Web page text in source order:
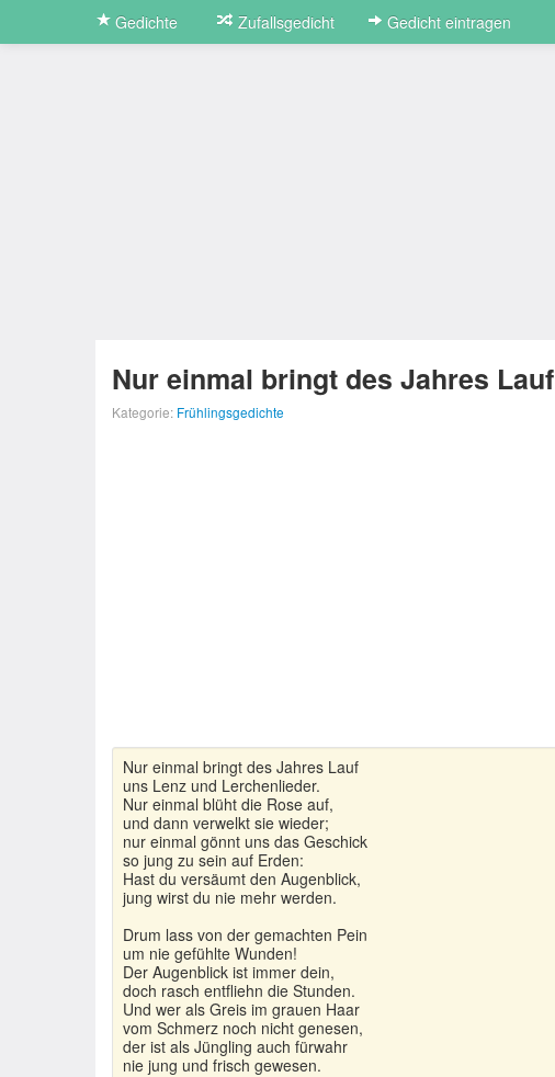
Gedichte Zufallsgedicht Gedicht eintragen
Nur einmal bringt des Jahres Lauf
Kategorie: Frühlingsgedichte
Nur einmal bringt des Jahres Lauf
uns Lenz und Lerchenlieder.
Nur einmal blüht die Rose auf,
und dann verwelkt sie wieder;
nur einmal gönnt uns das Geschick
so jung zu sein auf Erden:
Hast du versäumt den Augenblick,
jung wirst du nie mehr werden.
Drum lass von der gemachten Pein
um nie gefühlte Wunden!
Der Augenblick ist immer dein,
doch rasch entfliehn die Stunden.
Und wer als Greis im grauen Haar
vom Schmerz noch nicht genesen,
der ist als Jüngling auch fürwahr
nie jung und frisch gewesen.